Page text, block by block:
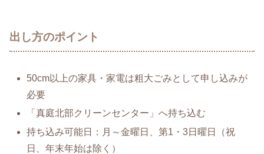
出し方のポイント
50cm以上の家具・家電は粗大ごみとして申し込みが
必要
「真庭北部クリーンセンター」へ持ち込む
持ち込み可能日：月～金曜日、第1・3日曜日（祝
日、年末年始は除く）